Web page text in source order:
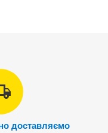
доставляємо